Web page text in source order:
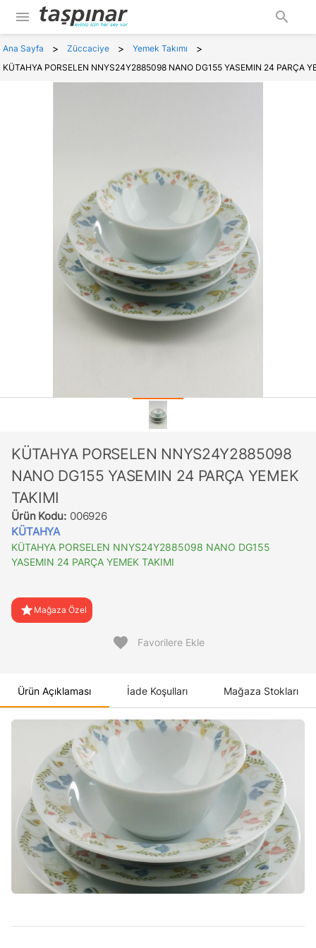
menu search
Ana Sayfa > Züccaciye > Yemek Takımı >
KÜTAHYA PORSELEN NNYS24Y2885098 NANO DG155 YASEMIN 24 PARÇA
KÜTAHYA PORSELEN NNYS24Y2885098
NANO DG155 YASEMIN 24 PARÇA YEMEK
TAKIMI
Ürün Kodu: 006926
KÜTAHYA
KÜTAHYA PORSELEN NNYS24Y2885098 NANO DG155
YASEMIN 24 PARÇA YEMEK TAKIMI
star Mağaza Özel
favorite Favorilere Ekle
Ürün Açıklaması İade Koşulları Mağaza Stokları